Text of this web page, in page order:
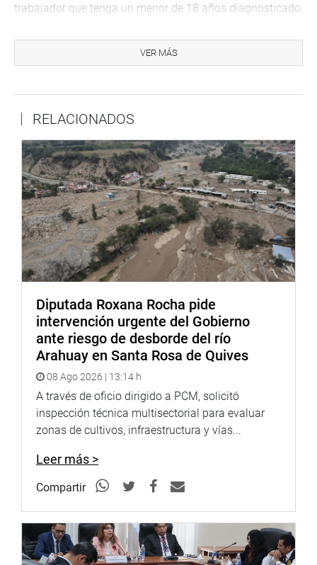
trabajador que tenga un menor de 18 años diagnosticado
texto aprobado por la Comisión de Salud.
La norma aprobada también establece que“de manera
las necesidades del trabajador cuyo hijo niño o
adolescente, menor de 18 años, sea diagnosticado de
cáncer por médico especialista”.
El dictamen aprobado declara de interés nacional la
creación del Programa Nacional de Cáncer en Niños y
Adolescentes y la elaboración del Registro Nacional de
niños y adolescentes con cáncer a nivel nacional; así
como la implementación de sedes macro regionales del
Instituto Nacional de Neoplásicas y la construcción de
infraestructura para los servicios de pediatría en el
Instituto Nacional de Enfermedades Neoplásicas (INEN).
Lima, 14 de julio de 2020
VER MÁS
RELACIONADOS
Diputada Roxana Rocha pide
intervención urgente del Gobierno
ante riesgo de desborde del río
Arahuay en Santa Rosa de Quives
08 Ago 2026 | 13:14 h
A través de oficio dirigido a PCM, solicitó
inspección técnica multisectorial para evaluar
zonas de cultivos, infraestructura y vías...
Leer más >
Compartir